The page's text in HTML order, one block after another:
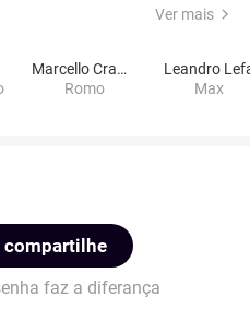
Ver mais
Marcello Crawshaw
Romo
Leandro
Max
compartilhe
faz a diferança